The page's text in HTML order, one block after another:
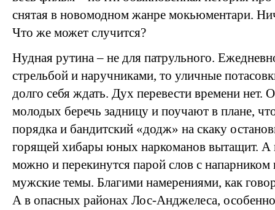
снятая в новомодном жанре мокьюментари.
Что же может случится?
Нудная рутина – не для патрульного.
стрельбой и наручниками, то уличные
долго себя ждать. Дух перевести времени нет.
молодых беречь задницу и поучают в плане,
порядка и бандитский «додж» на скаку
горящей хибары юных наркоманов вытащит. А
можно и перекинутся парой слов с
мужские темы. Благими намерениями, как
А в опасных районах Лос-Анджелеса, особенно